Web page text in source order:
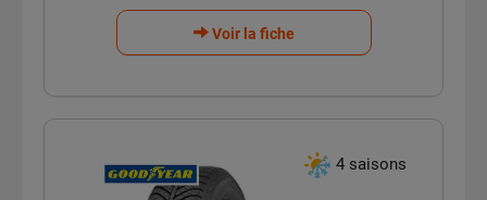
Voir la fiche
4 saisons